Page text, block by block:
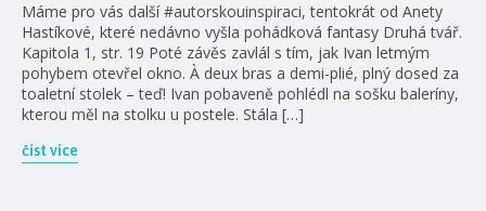
Máme pro vás další #autorskouinspiraci, tentokrát od Anety
Hastíkové, které nedávno vyšla pohádková fantasy Druhá tvář.
Kapitola 1, str. 19 Poté závěs zavlál s tím, jak Ivan letmým
pohybem otevřel okno. À deux bras a demi-plié, plný dosed za
toaletní stolek – teď! Ivan pobaveně pohlédl na sošku baleríny,
kterou měl na stolku u postele. Stála […]
číst více